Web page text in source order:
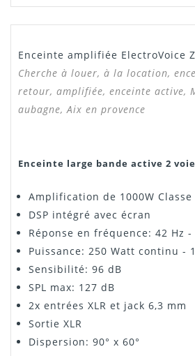
Notice
"Téléchargement"
Enceinte amplifiée ElectroVoice
Cherche à louer, à la location,
retour, amplifiée, enceinte active,
aubagne, Aix en provence
Enceinte large bande active 2
Amplification de 1000W Classe
DSP intégré avec écran
Réponse en fréquence: 42 Hz -
Puissance: 250 Watt continu -
Sensibilité: 96 dB
SPL max: 127 dB
2x entrées XLR et jack 6,3 mm
Sortie XLR
Dispersion: 90° x 60°